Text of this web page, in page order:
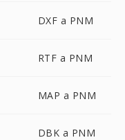
DXF a PNM
RTF a PNM
MAP a PNM
DBK a PNM